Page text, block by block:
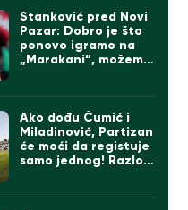
Stanković pred Novi
Pazar: Dobro je što
ponovo igramo na
„Marakani“, možemo
konkurente
Ako dođu Čumić i
Miladinović, Partizan
će moći da registuje
samo jednog! Razlog